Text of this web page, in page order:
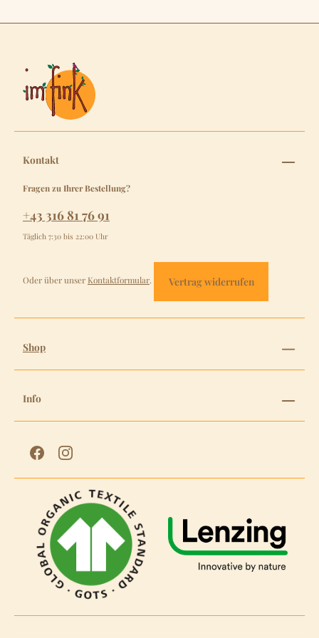
Kontakt
Fragen zu Ihrer Bestellung?
+43 316 81 76 91
Täglich 7:30 bis 22:00 Uhr
Oder über unser Kontaktformular. Vertrag widerrufen
Shop
Info